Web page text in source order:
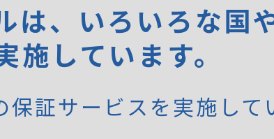
は、いろいろな国
しています。
証サービスを実施して